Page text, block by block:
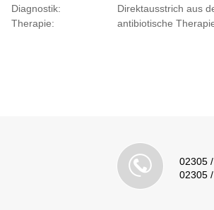
Diagnostik:
Direktausstrich aus
Therapie:
antibiotische
02305
02305